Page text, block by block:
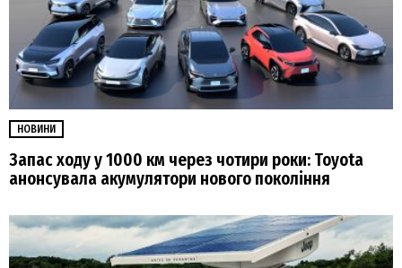
НОВИНИ
Запас ходу у 1000 км через чотири роки: Toyota
анонсувала акумулятори нового покоління